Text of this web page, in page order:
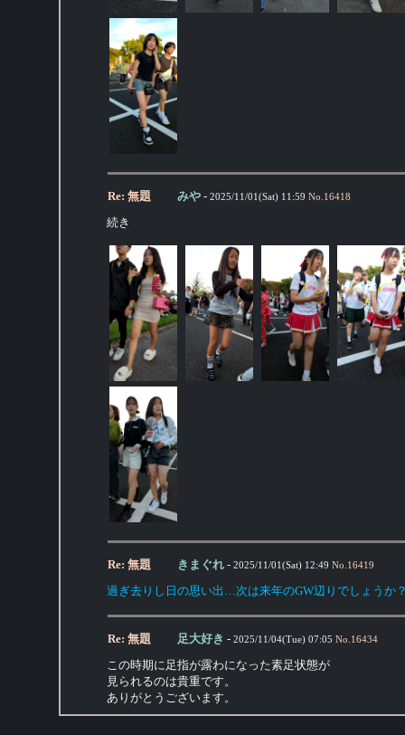
Re: 無題 みや - 2025/11/01(Sat) 11:59 No. 16418
続き
Re: 無題 きまぐれ - 2025/11/01(Sat) 12:49 No. 16419
過ぎ去りし日の思い出…次は来年のGW辺りでしょうか
Re: 無題 足大好き - 2025/11/04(Tue) 07:05 No. 16434
この時期に足指が露わになった素足状態が
見られるのは貴重です。
ありがとうございます。